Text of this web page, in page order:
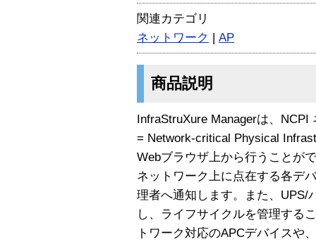
関連カテゴリ
ネットワーク | AP
商品説明
InfraStruXure Managerは、
= Network-critical Physical
Webブラウザ上から行うことが
ネットワーク上に点在する各デ
理者へ通知します。また、UPS/
し、ライフサイクルを管理する
トワーク対応のAPCデバイスや